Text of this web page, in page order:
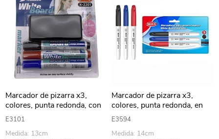
Marcador de pizarra x3,
colores, punta redonda, con
borrador, en blister
E3101
Medida: 13cm
Marcador de pizarra x3,
colores, punta redonda, en
blister BEIFA
E3594
Medida: 14cm